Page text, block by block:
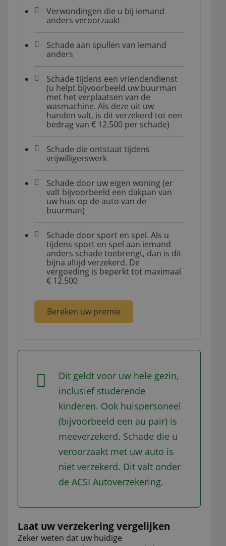
Verwondingen die u bij iemand
anders veroorzaakt
Schade aan spullen van iemand
anders
Schade tijdens een vriendendienst
(u helpt bijvoorbeeld uw buurman
met het verplaatsen van de
wasmachine. Als deze uit uw
handen valt, is dit verzekerd tot een
bedrag van € 12.500 per schade)
Schade die ontstaat tijdens
vrijwilligerswerk
Schade door uw eigen woning (er
valt bijvoorbeeld een dakpan van
uw huis op de auto van de
buurman)
Schade door sport en spel. Als u
tijdens sport en spel aan iemand
anders schade toebrengt, dan is dit
bijna altijd verzekerd. De
vergoeding is beperkt tot maximaal
€ 12.500
Bereken uw premie
Dit geldt voor uw hele gezin,
inclusief studerende
kinderen. Ook huispersoneel
(bijvoorbeeld een au pair) is
meeverzekerd. Schade die u
veroorzaakt met uw auto is
niet verzekerd. Dit valt onder
de ACSI Autoverzekering.
Laat uw verzekering vergelijken
Zeker weten dat uw huidige